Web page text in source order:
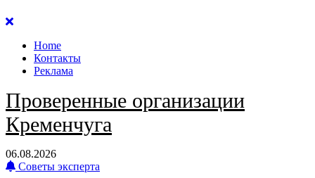
Перейти
содержанию
Home
Контакты
Реклама
Проверенные организации
Кременчуга
06.08.2026
Советы эксперта